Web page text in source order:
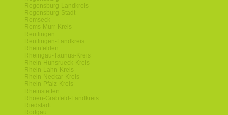
Regensburg-Landkreis
Regensburg-Stadt
Remseck
Rems-Murr-Kreis
Reutlingen
Reutlingen-Landkreis
Rheinfelden
Rheingau-Taunus-Kreis
Rhein-Hunsrueck-Kreis
Rhein-Lahn-Kreis
Rhein-Neckar-Kreis
Rhein-Pfalz-Kreis
Rheinstetten
Rhoen-Grabfeld-Landkreis
Riedstadt
Rodgau